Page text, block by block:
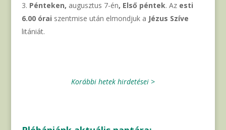
Pénteken, augusztus 7-én, Első péntek. Az esti
6.00 órai szentmise után elmondjuk a Jézus Szíve
litániát.
Korábbi hetek hirdetései >